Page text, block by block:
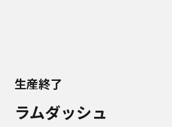
生産終了
ラムダッシュ